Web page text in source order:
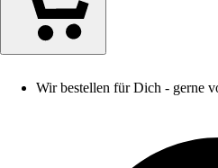
Wir bestellen für Dich - gerne